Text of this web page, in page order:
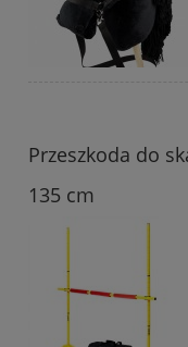
Przeszkoda do
135 cm